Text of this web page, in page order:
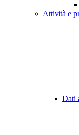
Attività e
Dati